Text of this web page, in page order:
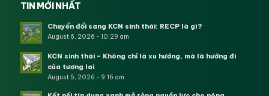
TIN MỚI NHẤT
Chuyển đổi sang KCN sinh thái: RECP là gì?
August 6, 2026 - 10:29 am
KCN sinh thái – Không chỉ là xu hướng, mà là hướng đi
của tương lai
August 5, 2026 - 9:16 am